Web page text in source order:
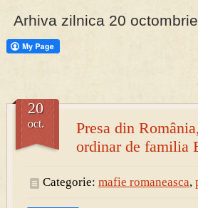
PRESA
Permise pentru vânătoarea de porci în
Arhiva zilnica 20
Presa din
ordinar de familia
20
oct.
Categorie: mafie romaneasca,